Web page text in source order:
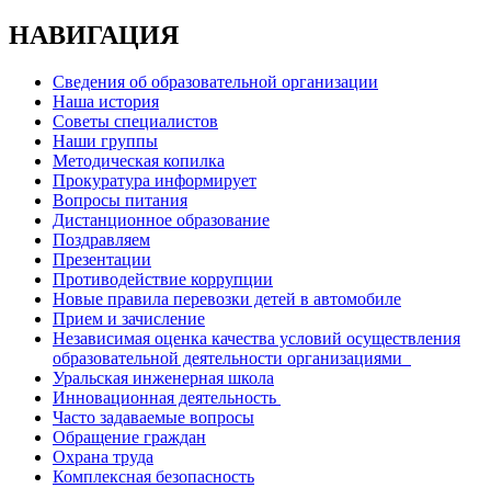
НАВИГАЦИЯ
Сведения об образовательной организации
Наша история
Советы специалистов
Наши группы
Методическая копилка
Прокуратура информирует
Вопросы питания
Дистанционное образование
Поздравляем
Презентации
Противодействие коррупции
Новые правила перевозки детей в автомобиле
Прием и зачисление
Независимая оценка качества условий осуществления
образовательной деятельности организациями
Уральская инженерная школа
Инновационная деятельность
Часто задаваемые вопросы
Обращение граждан
Охрана труда
Комплексная безопасность